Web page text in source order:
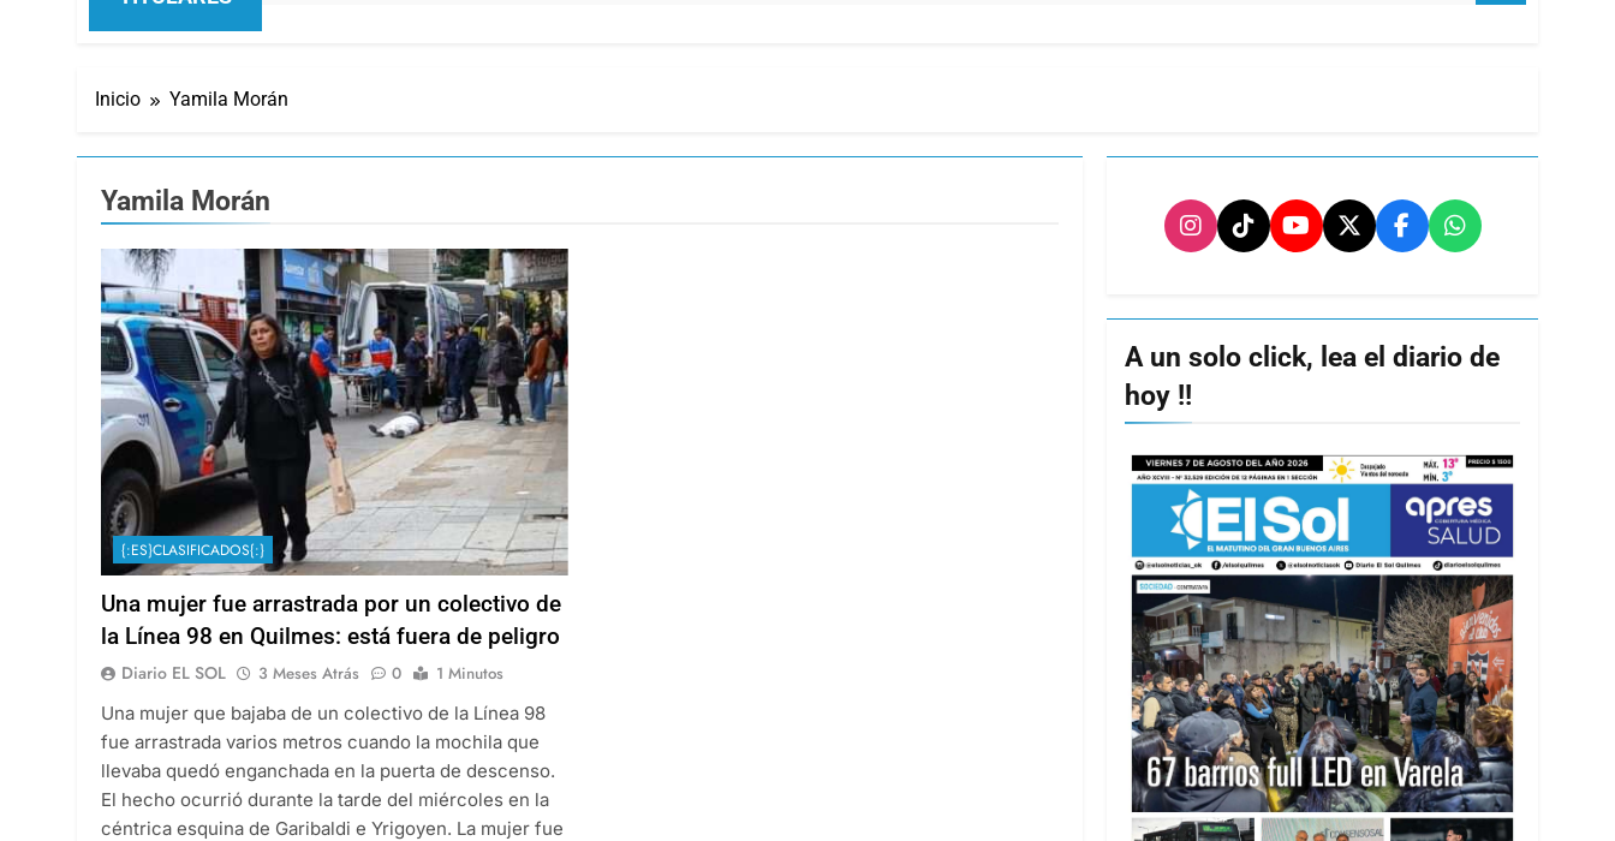
Inicio Yamila Morán
Yamila Morán
{:ES}CLASIFICADOS{:}
Una mujer fue arrastrada por un colectivo de
la Línea 98 en Quilmes: está fuera de peligro
Diario EL SOL 3 Meses Atrás 0
1 Minutos
Una mujer que bajaba de un colectivo de la Línea 98
fue arrastrada varios metros cuando la mochila que
llevaba quedó enganchada en la puerta de descenso.
El hecho ocurrió durante la tarde del miércoles en la
céntrica esquina de Garibaldi e Yrigoyen. La mujer fue
A un solo click, lea el diario de
hoy !!